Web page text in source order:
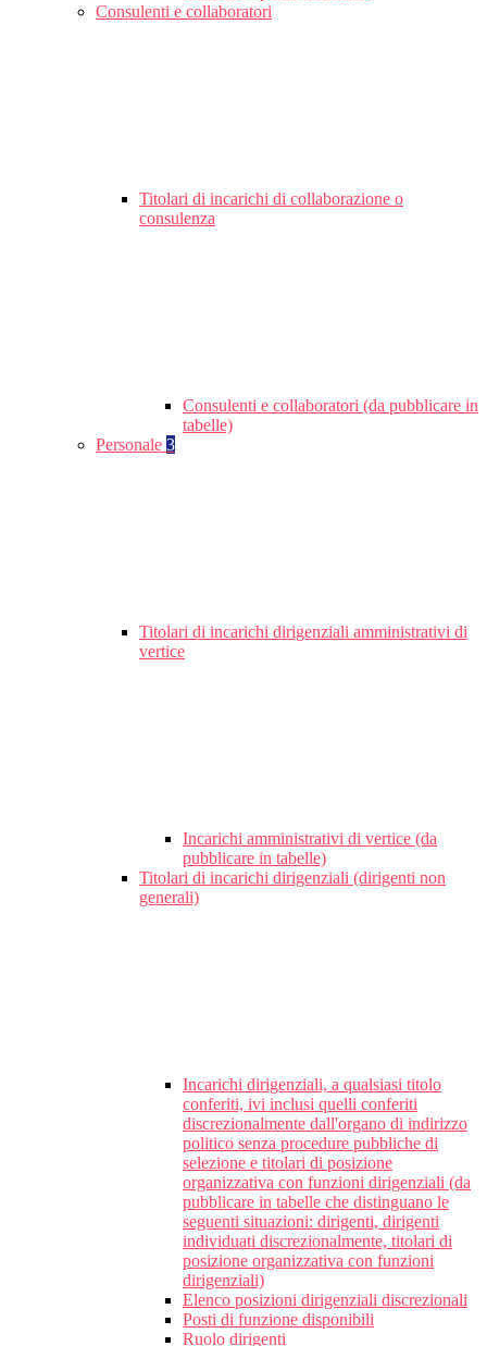
Consulenti e collaboratori
Titolari di incarichi di collaborazione o
consulenza
Consulenti e collaboratori (da pubblicare in
tabelle)
Personale 3
Titolari di incarichi dirigenziali amministrativi di
vertice
Incarichi amministrativi di vertice (da
pubblicare in tabelle)
Titolari di incarichi dirigenziali (dirigenti non
generali)
Incarichi dirigenziali, a qualsiasi titolo
conferiti, ivi inclusi quelli conferiti
discrezionalmente dall'organo di indirizzo
politico senza procedure pubbliche di
selezione e titolari di posizione
organizzativa con funzioni dirigenziali (da
pubblicare in tabelle che distinguano le
seguenti situazioni: dirigenti, dirigenti
individuati discrezionalmente, titolari di
posizione organizzativa con funzioni
dirigenziali)
Elenco posizioni dirigenziali discrezionali
Posti di funzione disponibili
Ruolo dirigenti